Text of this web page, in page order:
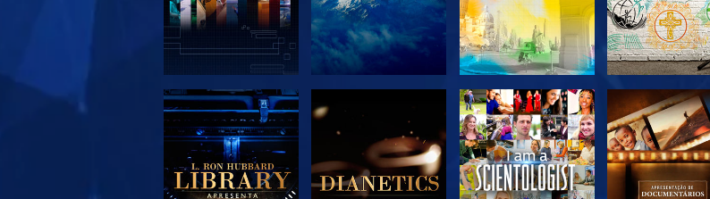
EXPLORAR A
SÉRIE
EXPLORAR A
SÉRIE
EXPLORAR A
SÉRIE
EXPLORAR
SÉRIE